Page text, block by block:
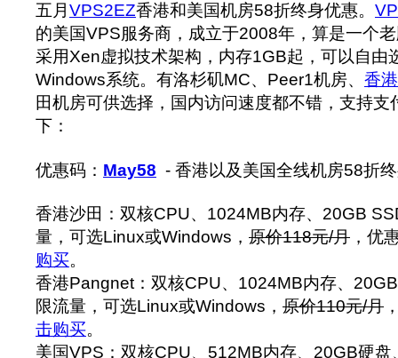
五月 VPS2EZ香港和美国机房58折终身优惠。
的美国VPS服务商，成立于2008年，算是一个
采用Xen虚拟技术架构，内存1GB起，可以自由
Windows系统。有洛杉矶MC、Peer1机房、 香
田机房可供选择，国内访问速度都不错，支持支
下：
优惠码： May58 - 香港以及美国全线机房58折
香港沙田：双核CPU、1024MB内存、20GB
量，可选Linux或Windows， 原价118元/月 ，优
购买。
香港Pangnet：双核CPU、1024MB内存、
限流量，可选Linux或Windows， 原价110元/月
击购买。
美国VPS：双核CPU、512MB内存、20GB硬